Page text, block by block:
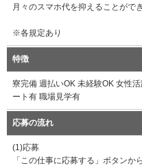
月々のスマホ代を抑えることがで
※各規定あり
特徴
寮完備 週払いOK 未経験OK 女性
ート有 職場見学有
応募の流れ
(1)応募
「この仕事に応募する」ボタンか